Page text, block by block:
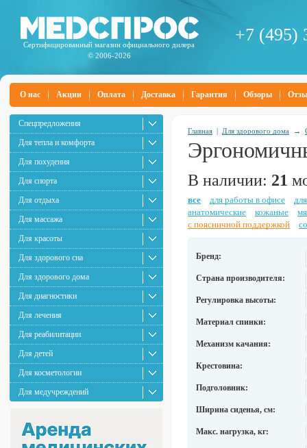
Сертифицированный магазин официального дилера
© 2006-2026
+7 (495)
О нас Акции Оплата Доставка Гарантия Обзоры
Спецпредложения
Для тепла и комфорта
Для похудения
Для спорта
Для отдыха
Для массажа
Для красоты
Для здорового сна
Для здорового дома
Для диагностики
Для лечения
Для реабилитации
Для детей
Для косметологии
Для медучреждений
Главная | Для здорового дома →
В наличии: 21
все для работы в офисе
анатомические
кожаные
с поясничной поддержкой
Бренд:
Страна производителя:
Регулировка высоты:
Материал спинки:
Механизм качания:
Крестовина:
Подголовник:
Ширина сиденья, см:
Макс. нагрузка, кг: